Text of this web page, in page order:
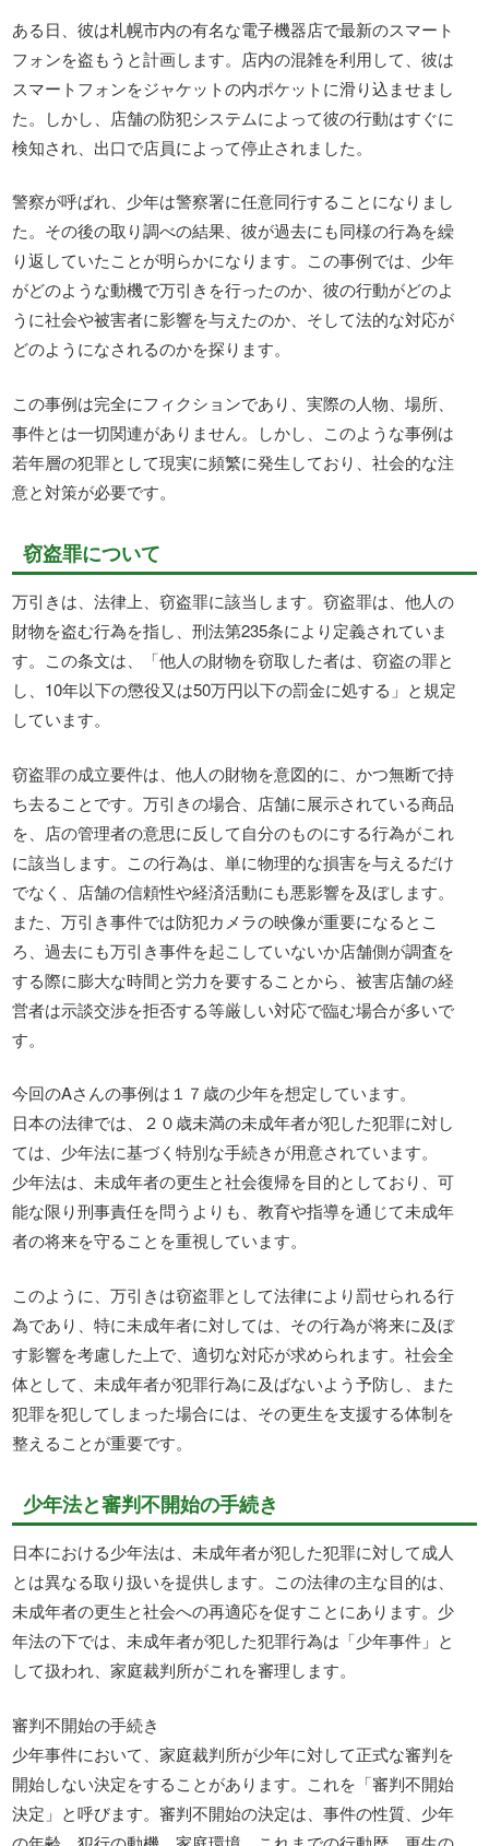
ある日、彼は札幌市内の有名な電子機器店で最新のスマート
フォンを盗もうと計画します。店内の混雑を利用して、彼は
スマートフォンをジャケットの内ポケットに滑り込ませまし
た。しかし、店舗の防犯システムによって彼の行動はすぐに
検知され、出口で店員によって停止されました。
警察が呼ばれ、少年は警察署に任意同行することになりまし
た。その後の取り調べの結果、彼が過去にも同様の行為を繰
り返していたことが明らかになります。この事例では、少年
がどのような動機で万引きを行ったのか、彼の行動がどのよ
うに社会や被害者に影響を与えたのか、そして法的な対応が
どのようになされるのかを探ります。
この事例は完全にフィクションであり、実際の人物、場所、
事件とは一切関連がありません。しかし、このような事例は
若年層の犯罪として現実に頻繁に発生しており、社会的な注
意と対策が必要です。
窃盗罪について
万引きは、法律上、窃盗罪に該当します。窃盗罪は、他人の
財物を盗む行為を指し、刑法第235条により定義されていま
す。この条文は、「他人の財物を窃取した者は、窃盗の罪と
し、10年以下の懲役又は50万円以下の罰金に処する」と規定
しています。
窃盗罪の成立要件は、他人の財物を意図的に、かつ無断で持
ち去ることです。万引きの場合、店舗に展示されている商品
を、店の管理者の意思に反して自分のものにする行為がこれ
に該当します。この行為は、単に物理的な損害を与えるだけ
でなく、店舗の信頼性や経済活動にも悪影響を及ぼします。
また、万引き事件では防犯カメラの映像が重要になるとこ
ろ、過去にも万引き事件を起こしていないか店舗側が調査を
する際に膨大な時間と労力を要することから、被害店舗の経
営者は示談交渉を拒否する等厳しい対応で臨む場合が多いで
す。
今回のAさんの事例は１７歳の少年を想定しています。
日本の法律では、２０歳未満の未成年者が犯した犯罪に対し
ては、少年法に基づく特別な手続きが用意されています。
少年法は、未成年者の更生と社会復帰を目的としており、可
能な限り刑事責任を問うよりも、教育や指導を通じて未成年
者の将来を守ることを重視しています。
このように、万引きは窃盗罪として法律により罰せられる行
為であり、特に未成年者に対しては、その行為が将来に及ぼ
す影響を考慮した上で、適切な対応が求められます。社会全
体として、未成年者が犯罪行為に及ばないよう予防し、また
犯罪を犯してしまった場合には、その更生を支援する体制を
整えることが重要です。
少年法と審判不開始の手続き
日本における少年法は、未成年者が犯した犯罪に対して成人
とは異なる取り扱いを提供します。この法律の主な目的は、
未成年者の更生と社会への再適応を促すことにあります。少
年法の下では、未成年者が犯した犯罪行為は「少年事件」と
して扱われ、家庭裁判所がこれを審理します。
審判不開始の手続き
少年事件において、家庭裁判所が少年に対して正式な審判を
開始しない決定をすることがあります。これを「審判不開始
決定」と呼びます。審判不開始の決定は、事件の性質、少年